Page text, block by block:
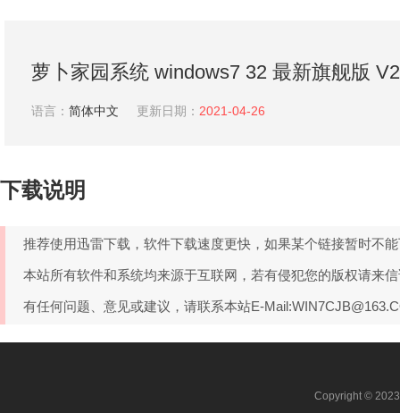
萝卜家园系统 windows7 32 最新旗舰版
语言： 简体中文 更新日期： 2021-04-26
下载说明
推荐使用迅雷下载，软件下载速度更快，如果某个链接暂时不
本站所有软件和系统均来源于互联网，若有侵犯您的版权请来
有任何问题、意见或建议，请联系本站E-
Copyright ©